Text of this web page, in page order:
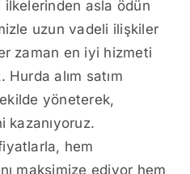
asla ödün
uzun vadeli ilişkiler
zaman en iyi hizmeti
alım satım
yöneterek,
kazanıyoruz.
hem
maksimize ediyor hem